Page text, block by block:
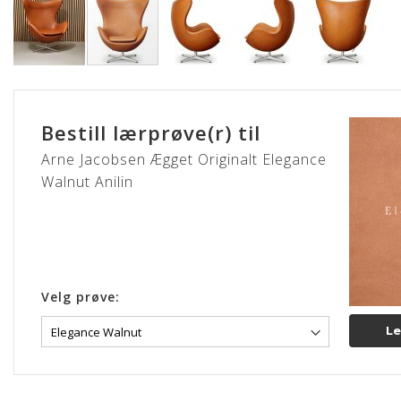
til
Bestill lærprøve(r) til
Arne Jacobsen Ægget Originalt Elegance
Walnut Anilin
Velg prøve: